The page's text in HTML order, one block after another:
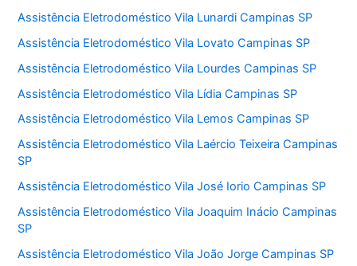
Assistência Eletrodoméstico Vila Lunardi Campinas SP
Assistência Eletrodoméstico Vila Lovato Campinas SP
Assistência Eletrodoméstico Vila Lourdes Campinas SP
Assistência Eletrodoméstico Vila Lídia Campinas SP
Assistência Eletrodoméstico Vila Lemos Campinas SP
Assistência Eletrodoméstico Vila Laércio Teixeira Campinas
SP
Assistência Eletrodoméstico Vila José Iorio Campinas SP
Assistência Eletrodoméstico Vila Joaquim Inácio Campinas
SP
Assistência Eletrodoméstico Vila João Jorge Campinas SP